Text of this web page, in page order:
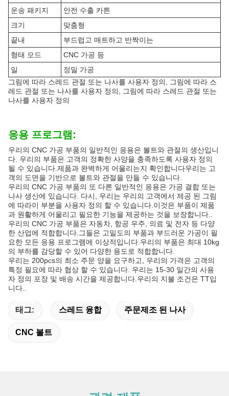
운송 패키지
안전 수출 카튼
크기
맞춤형
끝내
부드럽고 매트하고 반짝이는
형태 모드
CNC 가공 등
일
정밀 가공
그림에 따라 스레드 관절 또는 나사를 사용자 정의, 그림에 따라 스
레드 관절 또는 나사를 사용자 정의, 그림에 따라 스레드 관절 또는
나사를 사용자 정의
응용 프로그램:
우리의 CNC 가공 부품의 일반적인 응용은 볼트와 관절의 생산입니
다. 우리의 부품은 고객의 정확한 사양을 충족하도록 사용자 정의
될 수 있습니다.제품과 완벽하게 어울리는지 확인합니다우리는 고
객의 도면을 기반으로 볼트와 관절을 만들 수 있습니다.
우리의 CNC 가공 부품의 또 다른 일반적인 응용은 가공 결합 또는
나사 생산에 있습니다. 다시, 우리는 우리의 고객에서 제공 된 그림
에 따라이 부분을 사용자 정의 할 수 있습니다.이것은 부품이 제품
과 원활하게 어울리고 필요한 기능을 제공하는 것을 보장합니다..
우리의 CNC 가공 부품은 자동차, 항공 우주, 의료 및 전자 등 다양
한 산업에 적합합니다.그들은 고밀도의 부품과 부드러운 가공이 필
요한 모든 응용 프로그램에 이상적입니다.우리의 부품은 최대 10kg
의 부하를 감당할 수 있어 다양한 용도로 적합합니다.
우리는 200pcs의 최소 주문 양을 요구하고, 우리의 가격은 고객의
특정 필요에 따라 협상 할 수 있습니다. 우리는 15-30 일간의 사용
자 정의 포장 및 배송 시간을 제공합니다.우리의 지불 조건은 TT입
니다..
태그: 스레드 융합 주문제조 된 나사
CNC 볼트